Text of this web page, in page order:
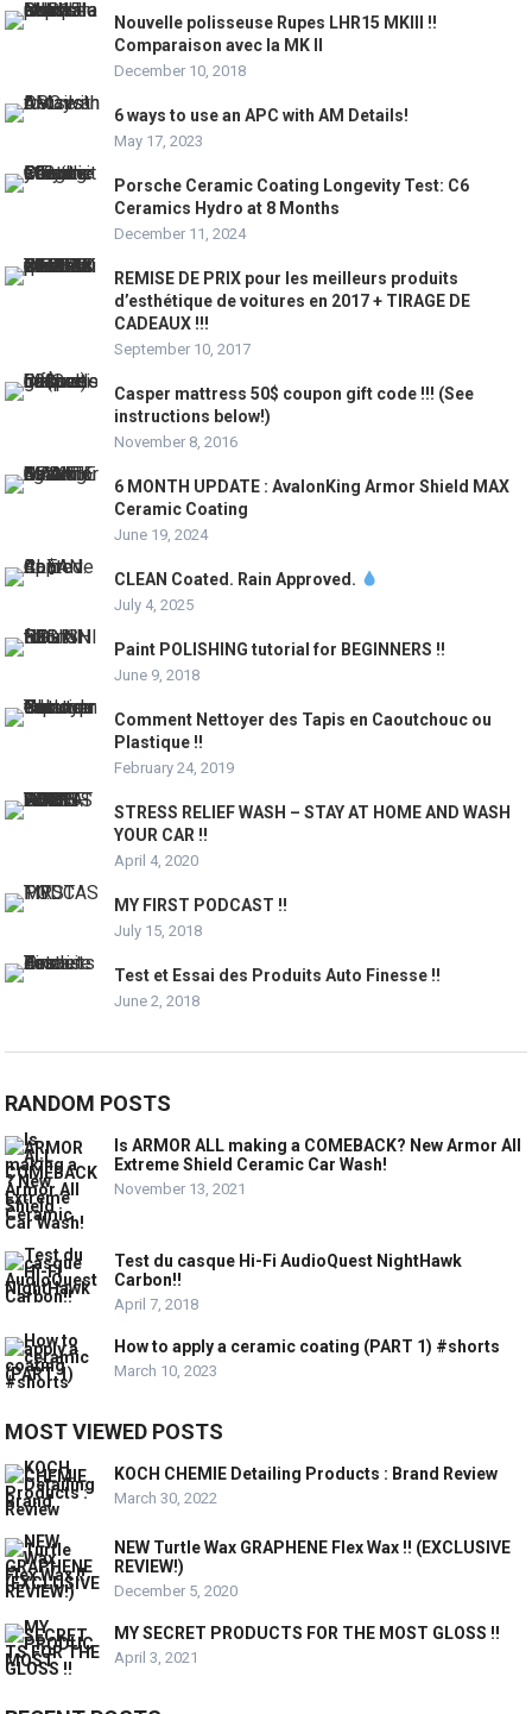
Nouvelle polisseuse Rupes LHR15 MKIII !!
Comparaison avec la MK II
December 10, 2018
6 ways to use an APC with AM Details!
May 17, 2023
Porsche Ceramic Coating Longevity Test: C6
Ceramics Hydro at 8 Months
December 11, 2024
REMISE DE PRIX pour les meilleurs produits
d’esthétique de voitures en 2017 + TIRAGE DE
CADEAUX !!!
September 10, 2017
Casper mattress 50$ coupon gift code !!! (See
instructions below!)
November 8, 2016
6 MONTH UPDATE : AvalonKing Armor Shield MAX
Ceramic Coating
June 19, 2024
CLEAN Coated. Rain Approved.
July 4, 2025
Paint POLISHING tutorial for BEGINNERS !!
June 9, 2018
Comment Nettoyer des Tapis en Caoutchouc ou
Plastique !!
February 24, 2019
STRESS RELIEF WASH – STAY AT HOME AND WASH
YOUR CAR !!
April 4, 2020
MY FIRST PODCAST !!
July 15, 2018
Test et Essai des Produits Auto Finesse !!
June 2, 2018
RANDOM POSTS
Is ARMOR ALL making a COMEBACK? New Armor All
Extreme Shield Ceramic Car Wash!
November 13, 2021
Test du casque Hi-Fi AudioQuest NightHawk
Carbon!!
April 7, 2018
How to apply a ceramic coating (PART 1) #shorts
March 10, 2023
MOST VIEWED POSTS
KOCH CHEMIE Detailing Products : Brand Review
March 30, 2022
NEW Turtle Wax GRAPHENE Flex Wax !! (EXCLUSIVE
REVIEW!)
December 5, 2020
MY SECRET PRODUCTS FOR THE MOST GLOSS !!
April 3, 2021